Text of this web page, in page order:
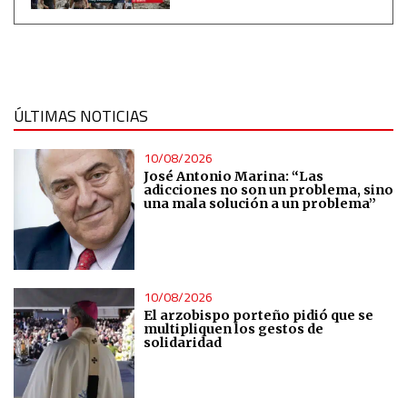
ÚLTIMAS NOTICIAS
10/08/2026
José Antonio Marina: “Las
adicciones no son un problema, sino
una mala solución a un problema”
10/08/2026
El arzobispo porteño pidió que se
multipliquen los gestos de
solidaridad